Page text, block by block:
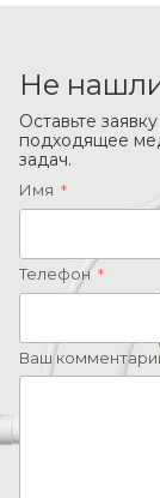
Не
Оставьте
подходящее
задач.
Имя *
Телефон *
Ваш